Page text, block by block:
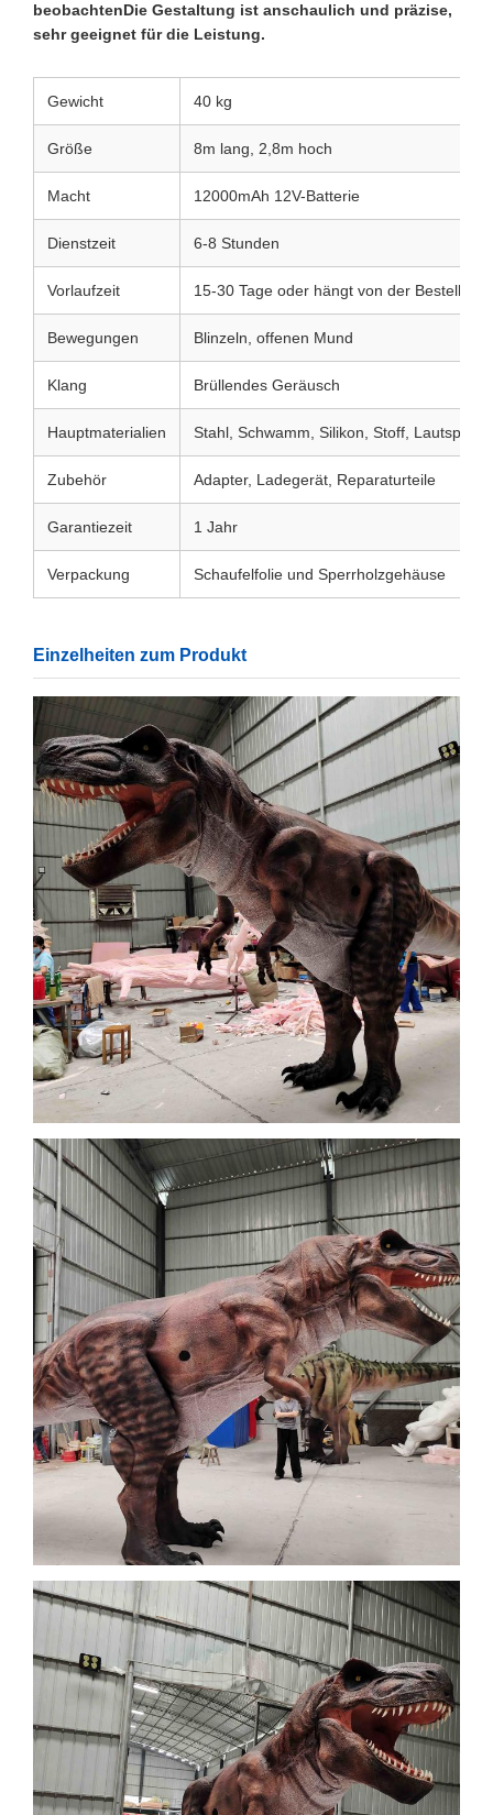
beobachtenDie Gestaltung ist anschaulich und präzise,
sehr geeignet für die Leistung.
Gewicht 40 kg
Größe 8m lang, 2,8m hoch
Macht 12000mAh 12V-Batterie
Dienstzeit 6-8 Stunden
Vorlaufzeit 15-30 Tage oder hängt von der
Bewegungen Blinzeln, offenen Mund
Klang Brüllendes Geräusch
Hauptmaterialien Stahl, Schwamm, Silikon, Stoff,
Zubehör Adapter, Ladegerät, Reparaturteile
Garantiezeit 1 Jahr
Verpackung Schaufelfolie und Sperrholzgehäuse
Einzelheiten zum Produkt